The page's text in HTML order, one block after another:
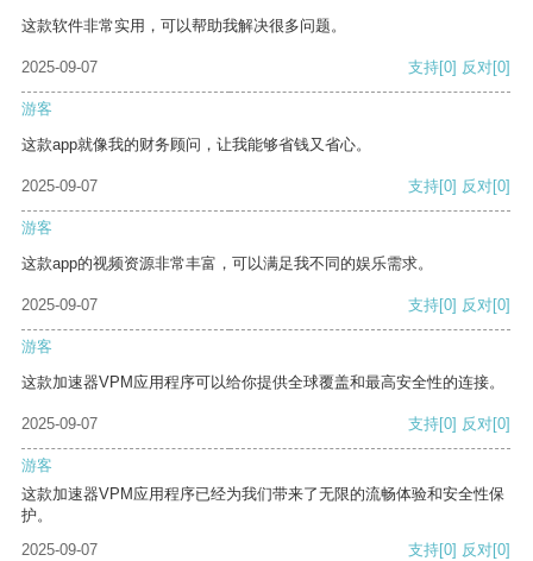
这款软件非常实用，可以帮助我解决很多问题。
2025-09-07 支持[0] 反对[0]
游客
这款app就像我的财务顾问，让我能够省钱又省心。
2025-09-07 支持[0] 反对[0]
游客
这款app的视频资源非常丰富，可以满足我不同的娱乐需求。
2025-09-07 支持[0] 反对[0]
游客
这款加速器VPM应用程序可以给你提供全球覆盖和最高安全性的连接。
2025-09-07 支持[0] 反对[0]
游客
这款加速器VPM应用程序已经为我们带来了无限的流畅体验和安全性保
护。
2025-09-07
支持[0] 反对[0]